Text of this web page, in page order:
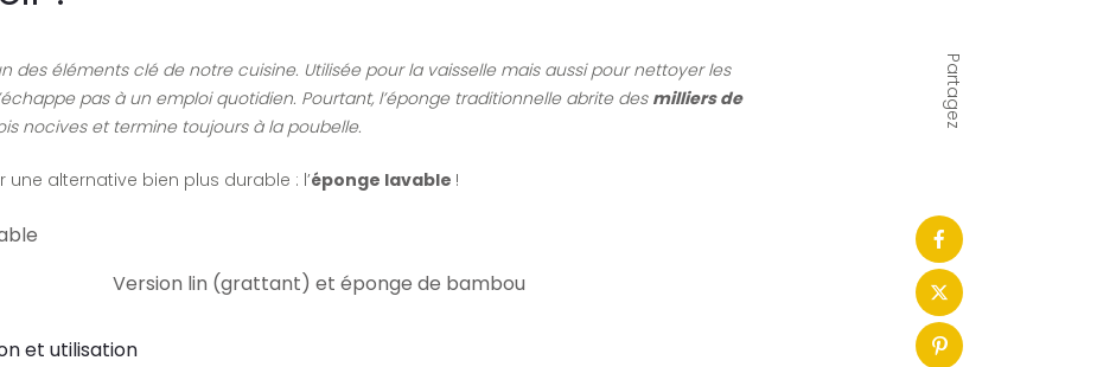
des éléments clé de notre cuisine. Utilisée pour la vaisselle mais aussi pour nettoyer les
pas à un emploi quotidien. Pourtant, l’éponge traditionnelle abrite des milliers de
nocives et termine toujours à la poubelle.
une alternative bien plus durable : l’éponge lavable !
Version lin (grattant) et éponge de bambou
et utilisation
Partagez